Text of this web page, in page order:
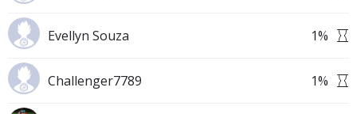
Evellyn Souza 1%
Challenger7789 1%